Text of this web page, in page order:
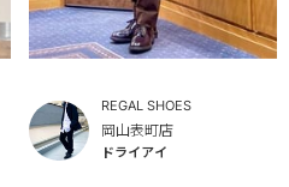
REGAL SHOES
岡山表町店
ドライアイ